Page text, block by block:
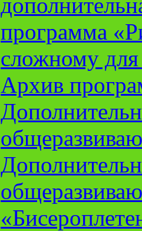
программа
сложному
Архив